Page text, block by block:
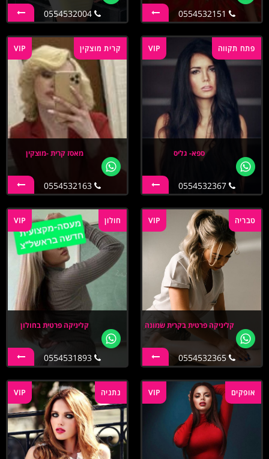
0554532004
VIP פתח תקווה
ספא- גליס
0554532367
VIP קרית מוצקין
מאסז קרית -מוצקין
0554532163
VIP טבריה
קליניקה פרטית בקרית שמונה
0554532365
VIP חולון
קליניקה פרטית בחולון
0554531893
VIP אופקים VIP נתניה